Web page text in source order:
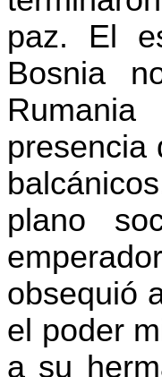
paz. El
Bosnia
presencia
plano
obsequió
el poder
a su